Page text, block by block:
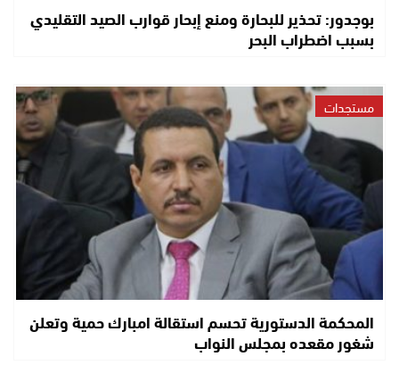
بوجدور: تحذير للبحارة ومنع إبحار قوارب الصيد التقليدي
بسبب اضطراب البحر
مستجدات
المحكمة الدستورية تحسم استقالة امبارك حمية وتعلن
شغور مقعده بمجلس النواب